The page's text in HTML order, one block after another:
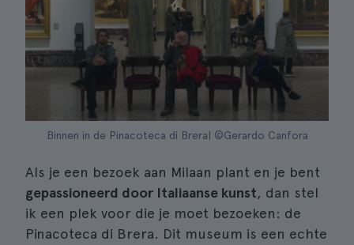
Binnen in de Pinacoteca di Brera| ©Gerardo Canfora
Als je een bezoek aan Milaan plant en je bent
gepassioneerd door Italiaanse kunst, dan stel
ik een plek voor die je moet bezoeken: de
Pinacoteca di Brera. Dit museum is een echte